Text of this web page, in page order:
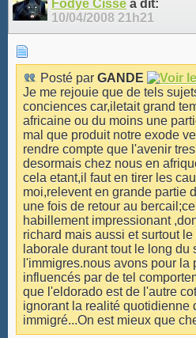
Fodyé Cissé a dit:
10/04/2008 21h21
Posté par GANDE
Je me rejouie que de tels
conciences car,iletait grand
africaine ou du moins une
mal que produit notre exode
rendre compte que l'avenir
desormais chez nous en
cela etant,il faut en tirer les
moi,relevent en grande partie
une fois de retour au
habillement impressionant
richard mais aussi et surtout
laborale durant tout le long du
l'immigres.nous avons pour la
influencés par de tel
que l'eldorado est de l'autre
ignorant la realité quotidienne
immigré...On est mieux que